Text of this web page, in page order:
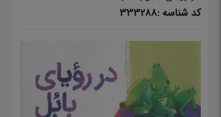
کد شناسه :333288